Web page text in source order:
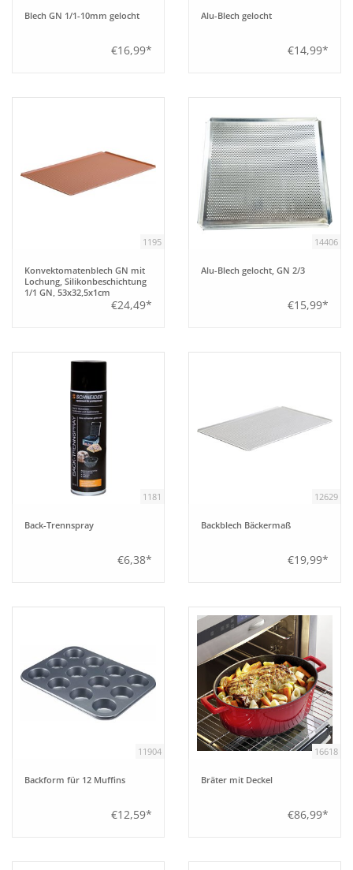
Einrichtung
Möbel
Blech GN 1/1-10mm gelocht
€16,99*
Alu-Blech gelocht
€14,99*
1195
Konvektomatenblech GN mit
Lochung, Silikonbeschichtung
1/1 GN, 53x32,5x1cm
€24,49*
14406
Alu-Blech gelocht, GN 2/3
€15,99*
1181
Back-Trennspray
€6,38*
12629
Backblech Bäckermaß
€19,99*
11904
Backform für 12 Muffins
€12,59*
16618
Bräter mit Deckel
€86,99*